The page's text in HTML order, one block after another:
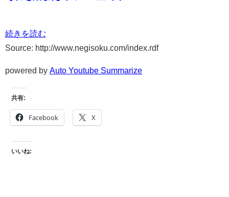
続きを読む
Source: http://www.negisoku.com/index.rdf
powered by Auto Youtube Summarize
共有:
Facebook X
いいね: